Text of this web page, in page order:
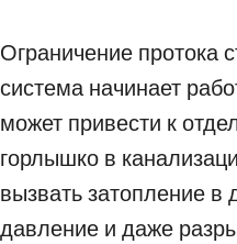
Ограничение протока
система начинает
может привести к
горлышко в
вызвать затопление
давление и даже